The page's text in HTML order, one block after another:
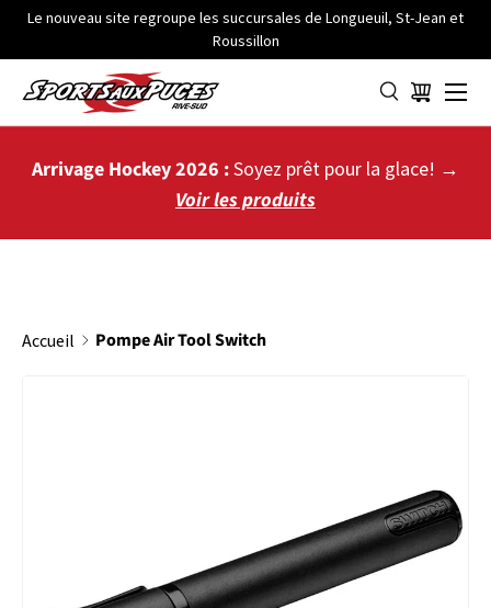
ALLER AU CONTENU
Le nouveau site regroupe les succursales de Longueuil, St-Jean et
Roussillon
Panier
Menu
Arrivage Hockey 2026 :Soyez prêt pour la glace! →
Voir les produits
Accueil Pompe Air Tool Switch